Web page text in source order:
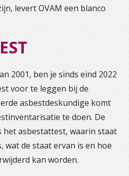
levert OVAM een blanco
2001, ben je sinds eind 2022
voor te leggen bij de
asbestdeskundige komt
te doen. De
het asbestattest, waarin staat
wat de staat ervan is en hoe
kan worden.